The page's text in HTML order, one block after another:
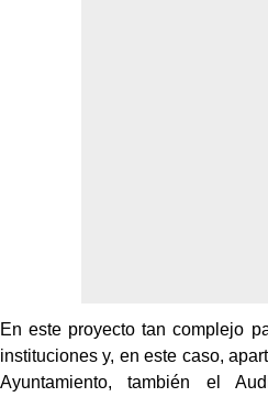
En este proyecto tan complejo
instituciones y, en este caso,
Ayuntamiento, también el